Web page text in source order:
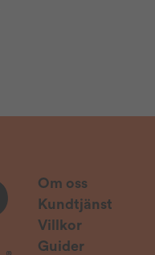
Om oss
Kundtjänst
Villkor
Guider